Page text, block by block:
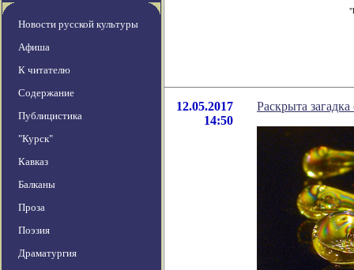
Новости русской культуры
Афиша
К читателю
Содержание
Публицистика
"Курск"
Кавказ
Балканы
Проза
Поэзия
Драматургия
12.05.2017
14:50
Раскрыта